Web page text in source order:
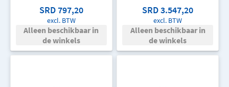
SRD 797,20
excl. BTW
Alleen beschikbaar in
de winkels
SRD 3.547,20
excl. BTW
Alleen beschikbaar in
de winkels